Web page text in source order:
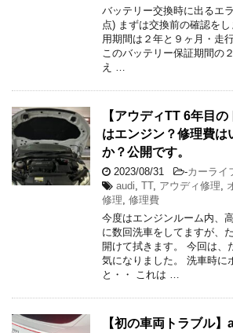
バッテリー交換時に出るエ
点) まずは交換前の確認を
用期間は２年と９ヶ月・走
このバッテリー保証期間の
え …
【アウディTT 6年目
はエンジン？修理費は
か？公開です。
2023/08/31 -カーライ
audi TT, アウディ修理
修理 修理費
今度はエンジンルーム内、
に数回洗車をしてますが、
開けて拭きます。 今回は、
気になりました。 洗車時に
と・・ これは …
【初の車両トラブル